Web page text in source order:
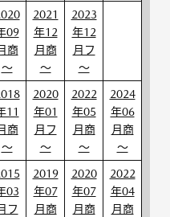
09
商
～
2021
年12
月商
～
2023
年12
月フ
～
11
商
～
2020
年01
月フ
～
2022
年05
月商
～
2024
年06
月商
～
03
フ
2019
年07
月商
2020
年07
月商
2022
年04
月商